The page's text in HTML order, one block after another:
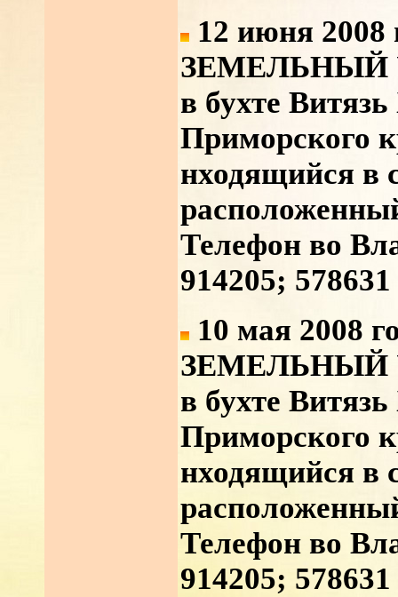
12 июня 2008
ЗЕМЕЛЬНЫЙ
в бухте
Приморского
нходящийся в
Телефон во
914205; 578631
10 мая 2008
ЗЕМЕЛЬНЫЙ
в бухте
Приморского
нходящийся в
Телефон во
914205; 578631